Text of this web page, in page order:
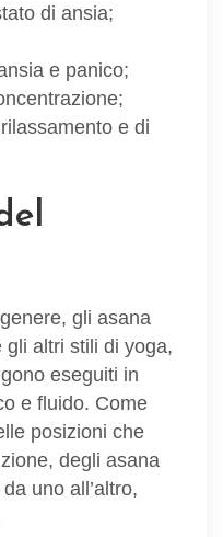
di ansia;
e panico;
e di
gli asana
altri stili di yoga,
eseguiti in
e fluido. Come
posizioni che
degli asana
uno all’altro,